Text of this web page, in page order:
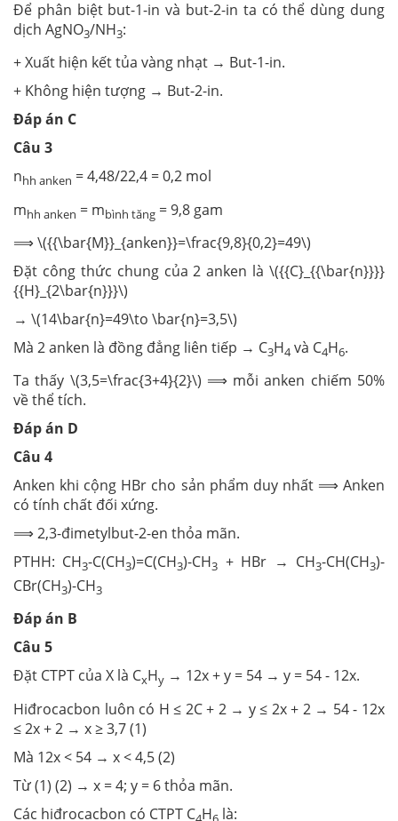
Để phân biệt but-1-in và but-2-in ta có thể dùng dung
dịch AgNO3/NH3:
+ Xuất hiện kết tủa vàng nhạt → But-1-in.
+ Không hiện tượng → But-2-in.
Đáp án C
Câu 3
nhh anken = 4,48/22,4 = 0,2 mol
mhh anken = mbình tăng = 9,8 gam
⟹ \({{\bar{M}}_{anken}}=\frac{9,8}{0,2}=49\)
Đặt công thức chung của 2 anken là \({{C}_{{\bar{n}}}}
{{H}_{2\bar{n}}}\)
→ \(14\bar{n}=49\to \bar{n}=3,5\)
Mà 2 anken là đồng đẳng liên tiếp → C3H4 và C4H6.
Ta thấy \(3,5=\frac{3+4}{2}\) ⟹ mỗi anken chiếm 50%
về thể tích.
Đáp án D
Câu 4
Anken khi cộng HBr cho sản phẩm duy nhất ⟹ Anken
có tính chất đối xứng.
⟹ 2,3-đimetylbut-2-en thỏa mãn.
PTHH: CH3-C(CH3)=C(CH3)-CH3 + HBr → CH3-CH(CH3)-
CBr(CH3)-CH3
Đáp án B
Câu 5
Đặt CTPT của X là CxHy → 12x + y = 54 → y = 54 - 12x.
Hiđrocacbon luôn có H ≤ 2C + 2 → y ≤ 2x + 2 → 54 - 12x
≤ 2x + 2 → x ≥ 3,7 (1)
Mà 12x < 54 → x < 4,5 (2)
Từ (1) (2) → x = 4; y = 6 thỏa mãn.
Các hiđrocacbon có CTPT C H là: